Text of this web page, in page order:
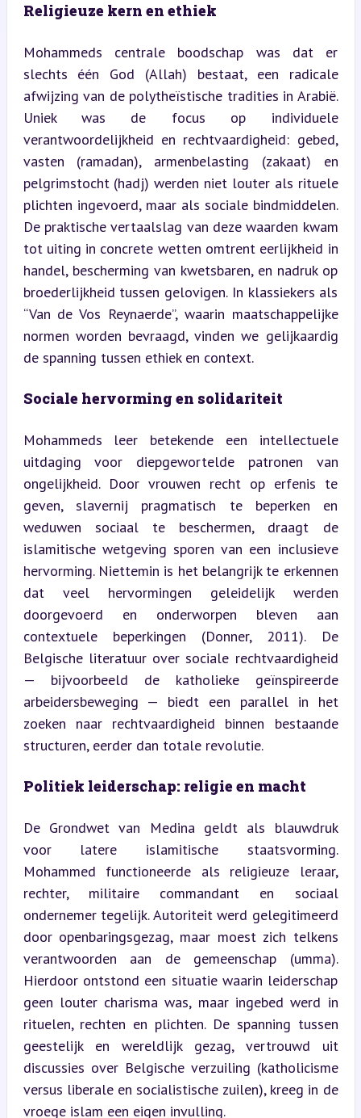
Religieuze kern en ethiek
Mohammeds centrale boodschap was dat er
slechts één God (Allah) bestaat, een radicale
afwijzing van de polytheïstische tradities in Arabië.
Uniek was de focus op individuele
verantwoordelijkheid en rechtvaardigheid: gebed,
vasten (ramadan), armenbelasting (zakaat) en
pelgrimstocht (hadj) werden niet louter als rituele
plichten ingevoerd, maar als sociale bindmiddelen.
De praktische vertaalslag van deze waarden kwam
tot uiting in concrete wetten omtrent eerlijkheid in
handel, bescherming van kwetsbaren, en nadruk op
broederlijkheid tussen gelovigen. In klassiekers als
“Van de Vos Reynaerde”, waarin maatschappelijke
normen worden bevraagd, vinden we gelijkaardig
de spanning tussen ethiek en context.
Sociale hervorming en solidariteit
Mohammeds leer betekende een intellectuele
uitdaging voor diepgewortelde patronen van
ongelijkheid. Door vrouwen recht op erfenis te
geven, slavernij pragmatisch te beperken en
weduwen sociaal te beschermen, draagt de
islamitische wetgeving sporen van een inclusieve
hervorming. Niettemin is het belangrijk te erkennen
dat veel hervormingen geleidelijk werden
doorgevoerd en onderworpen bleven aan
contextuele beperkingen (Donner, 2011). De
Belgische literatuur over sociale rechtvaardigheid
— bijvoorbeeld de katholieke geïnspireerde
arbeidersbeweging — biedt een parallel in het
zoeken naar rechtvaardigheid binnen bestaande
structuren, eerder dan totale revolutie.
Politiek leiderschap: religie en macht
De Grondwet van Medina geldt als blauwdruk
voor latere islamitische staatsvorming.
Mohammed functioneerde als religieuze leraar,
rechter, militaire commandant en sociaal
ondernemer tegelijk. Autoriteit werd gelegitimeerd
door openbaringsgezag, maar moest zich telkens
verantwoorden aan de gemeenschap (umma).
Hierdoor ontstond een situatie waarin leiderschap
geen louter charisma was, maar ingebed werd in
rituelen, rechten en plichten. De spanning tussen
geestelijk en wereldlijk gezag, vertrouwd uit
discussies over Belgische verzuiling (katholicisme
versus liberale en socialistische zuilen), kreeg in de
vroege islam een eigen invulling.